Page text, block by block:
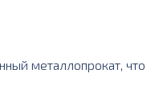
металлопрокат, что